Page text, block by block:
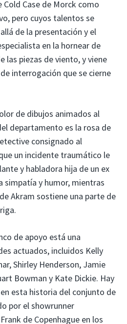
Case de Morck como
pero cuyos talentos se
de la presentación y el
en la hornear de
las piezas de viento, y viene
interrogación que se cierne
de dibujos animados al
departamento es la rosa de
consignado al
un incidente traumático le
y habladora hija de un ex
simpatía y humor, mientras
Akram sostiene una parte de
de apoyo está una
actuados, incluidos Kelly
Shirley Henderson, Jamie
Bowman y Kate Dickie. Hay
esta historia del conjunto de
por el showrunner
de Copenhague en los